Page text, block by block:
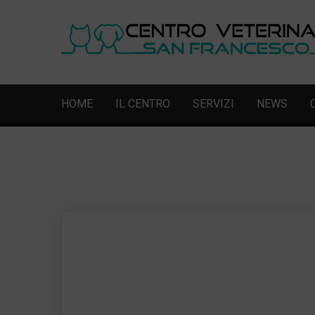
HOME IL CENTRO SERVIZI NEWS